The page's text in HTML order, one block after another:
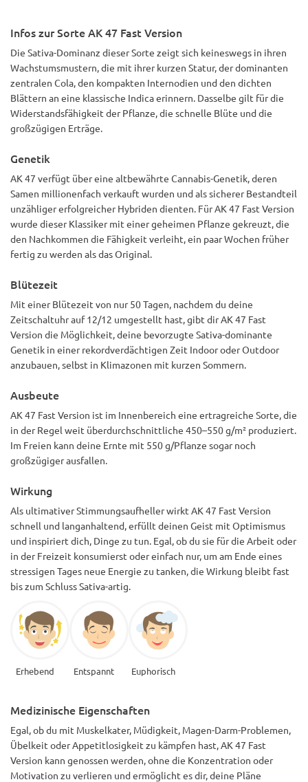
Infos zur Sorte AK 47 Fast Version
Die Sativa-Dominanz dieser Sorte zeigt sich keineswegs in ihren
Wachstumsmustern, die mit ihrer kurzen Statur, der dominanten
zentralen Cola, den kompakten Internodien und den dichten
Blättern an eine klassische Indica erinnern. Dasselbe gilt für die
Widerstandsfähigkeit der Pflanze, die schnelle Blüte und die
großzügigen Erträge.
Genetik
AK 47 verfügt über eine altbewährte Cannabis-Genetik, deren
Samen millionenfach verkauft wurden und als sicherer Bestandteil
unzähliger erfolgreicher Hybriden dienten. Für AK 47 Fast Version
wurde dieser Klassiker mit einer geheimen Pflanze gekreuzt, die
den Nachkommen die Fähigkeit verleiht, ein paar Wochen früher
fertig zu werden als das Original.
Blütezeit
Mit einer Blütezeit von nur 50 Tagen, nachdem du deine
Zeitschaltuhr auf 12/12 umgestellt hast, gibt dir AK 47 Fast
Version die Möglichkeit, deine bevorzugte Sativa-dominante
Genetik in einer rekordverdächtigen Zeit Indoor oder Outdoor
anzubauen, selbst in Klimazonen mit kurzen Sommern.
Ausbeute
AK 47 Fast Version ist im Innenbereich eine ertragreiche Sorte, die
in der Regel weit überdurchschnittliche 450–550 g/m² produziert.
Im Freien kann deine Ernte mit 550 g/Pflanze sogar noch
großzügiger ausfallen.
Wirkung
Als ultimativer Stimmungsaufheller wirkt AK 47 Fast Version
schnell und langanhaltend, erfüllt deinen Geist mit Optimismus
und inspiriert dich, Dinge zu tun. Egal, ob du sie für die Arbeit oder
in der Freizeit konsumierst oder einfach nur, um am Ende eines
stressigen Tages neue Energie zu tanken, die Wirkung bleibt fast
bis zum Schluss Sativa-artig.
Erhebend Entspannt Euphorisch
Medizinische Eigenschaften
Egal, ob du mit Muskelkater, Müdigkeit, Magen-Darm-Problemen,
Übelkeit oder Appetitlosigkeit zu kämpfen hast, AK 47 Fast
Version kann genossen werden, ohne die Konzentration oder
Motivation zu verlieren und ermöglicht es dir, deine Pläne